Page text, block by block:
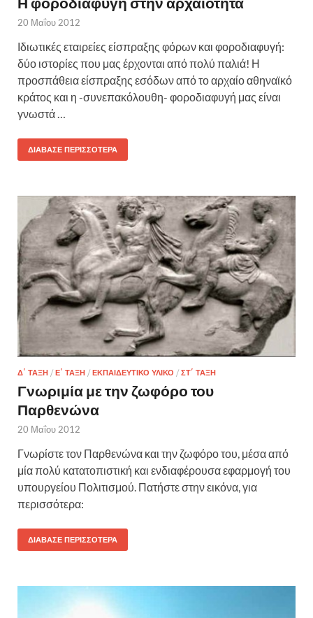
20 Μαΐου 2012
Ιδιωτικές εταιρείες είσπραξης φόρων και φοροδιαφυγή:
δύο ιστορίες που μας έρχονται από πολύ παλιά! Η
προσπάθεια είσπραξης εσόδων από το αρχαίο αθηναϊκό
κράτος και η -συνεπακόλουθη- φοροδιαφυγή μας είναι
γνωστά …
ΔΙΆΒΑΣΕ ΠΕΡΙΣΣΌΤΕΡΑ
Δ΄ ΤΆΞΗ / Ε΄ ΤΆΞΗ / ΕΚΠΑΙΔΕΥΤΙΚΌ ΥΛΙΚΌ / ΣΤ΄ ΤΆΞΗ
Γνωριμία με την ζωφόρο του
Παρθενώνα
20 Μαΐου 2012
Γνωρίστε τον Παρθενώνα και την ζωφόρο του, μέσα από
μία πολύ κατατοπιστική και ενδιαφέρουσα εφαρμογή του
υπουργείου Πολιτισμού. Πατήστε στην εικόνα, για
περισσότερα:
ΔΙΆΒΑΣΕ ΠΕΡΙΣΣΌΤΕΡΑ